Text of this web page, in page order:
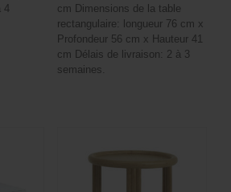
4
cm Dimensions de la table
rectangulaire: longueur 76 cm x
Profondeur 56 cm x Hauteur 41
cm Délais de livraison: 2 à 3
semaines.